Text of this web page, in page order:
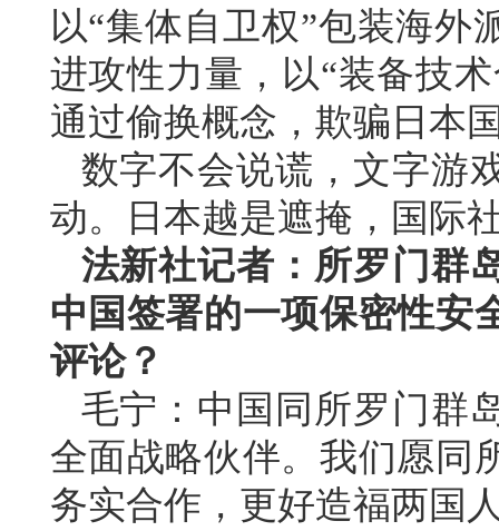
以“集体自卫权”包装海外
进攻性力量，以“装备技
通过偷换概念，欺骗日本
数字不会说谎，文字游
动。日本越是遮掩，国际
法新社记者：所罗门群
中国签署的一项保密性安
评论？
毛宁：中国同所罗门群
全面战略伙伴。我们愿同
务实合作，更好造福两国